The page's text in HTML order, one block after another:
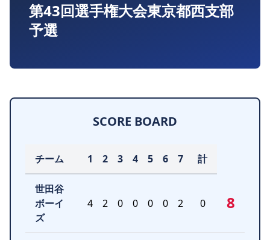
第43回選手権大会東京都西支部
予選
SCORE BOARD
チーム 1 2 3 4 5 6 7 計
世田谷
ボーイ
ズ
4 2 0 0 0 0 2 0 8